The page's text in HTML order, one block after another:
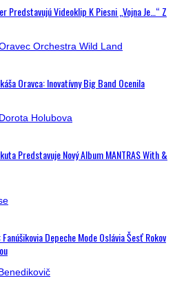
Predstavujú Videoklip K Piesni „Vojna Je…“ Z
Oravca: Inovatívny Big Band Ocenila
Predstavuje Nový Album MANTRAS With &
Depeche Mode Oslávia Šesť Rokov